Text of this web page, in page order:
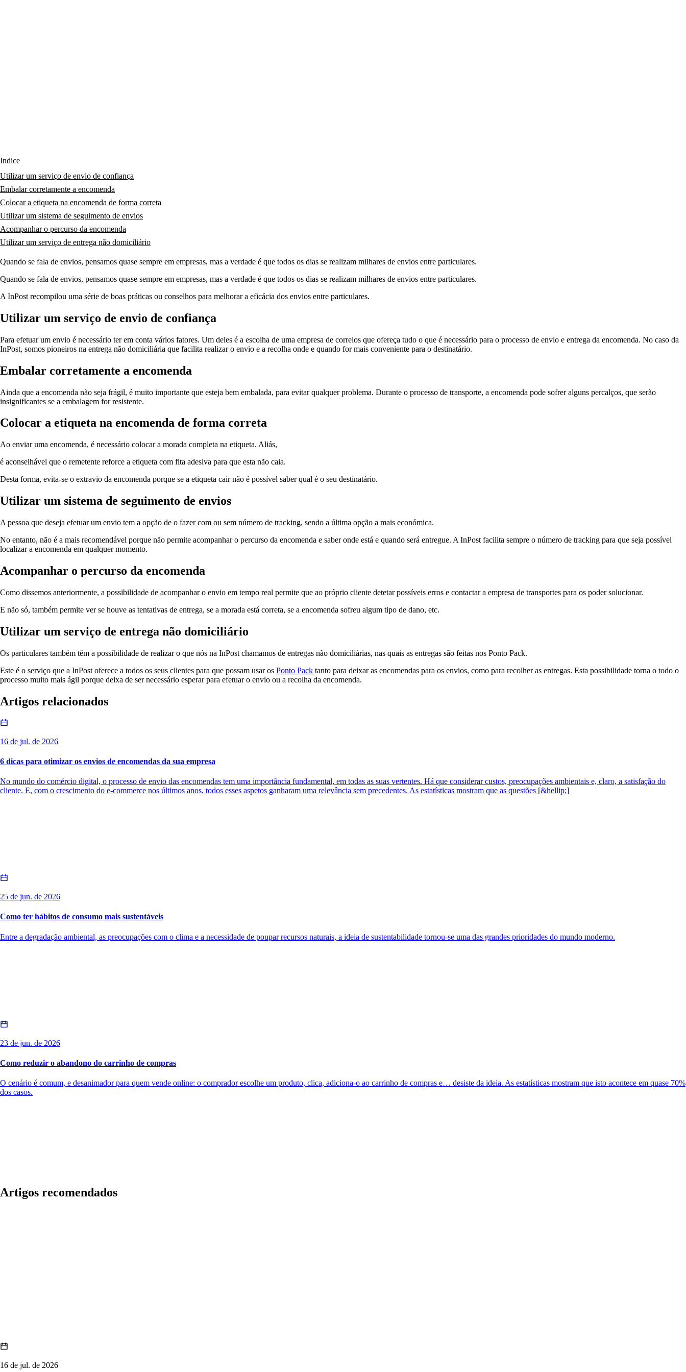
Índice
Utilizar um serviço de envio de confiança
Embalar corretamente a encomenda
Colocar a etiqueta na encomenda de forma correta
Utilizar um sistema de seguimento de envios
Acompanhar o percurso da encomenda
Utilizar um serviço de entrega não domiciliário
Quando se fala de envios, pensamos quase sempre em empresas, mas a verdade é que todos os dias se realizam milhares de envios entre particulares.
Quando se fala de envios, pensamos quase sempre em empresas, mas a verdade é que todos os dias se realizam milhares de envios entre particulares.
A InPost recompilou uma série de boas práticas ou conselhos para melhorar a eficácia dos envios entre particulares.
Utilizar um serviço de envio de confiança
Para efetuar um envio é necessário ter em conta vários fatores. Um deles é a escolha de uma empresa de correios que ofereça tudo o que é necessário para o processo de envio e entrega da encomenda. No caso da
InPost, somos pioneiros na entrega não domiciliária que facilita realizar o envio e a recolha onde e quando for mais conveniente para o destinatário.
Embalar corretamente a encomenda
Ainda que a encomenda não seja frágil, é muito importante que esteja bem embalada, para evitar qualquer problema. Durante o processo de transporte, a encomenda pode sofrer alguns percalços, que serão
insignificantes se a embalagem for resistente.
Colocar a etiqueta na encomenda de forma correta
Ao enviar uma encomenda, é necessário colocar a morada completa na etiqueta. Aliás,
é aconselhável que o remetente reforce a etiqueta com fita adesiva para que esta não caia.
Desta forma, evita-se o extravio da encomenda porque se a etiqueta cair não é possível saber qual é o seu destinatário.
Utilizar um sistema de seguimento de envios
A pessoa que deseja efetuar um envio tem a opção de o fazer com ou sem número de tracking, sendo a última opção a mais económica.
No entanto, não é a mais recomendável porque não permite acompanhar o percurso da encomenda e saber onde está e quando será entregue. A InPost facilita sempre o número de tracking para que seja possível
localizar a encomenda em qualquer momento.
Acompanhar o percurso da encomenda
Como dissemos anteriormente, a possibilidade de acompanhar o envio em tempo real permite que ao próprio cliente detetar possíveis erros e contactar a empresa de transportes para os poder solucionar.
E não só, também permite ver se houve as tentativas de entrega, se a morada está correta, se a encomenda sofreu algum tipo de dano, etc.
Utilizar um serviço de entrega não domiciliário
Os particulares também têm a possibilidade de realizar o que nós na InPost chamamos de entregas não domiciliárias, nas quais as entregas são feitas nos Ponto Pack.
Este é o serviço que a InPost oferece a todos os seus clientes para que possam usar os Ponto Pack tanto para deixar as encomendas para os envios, como para recolher as entregas. Esta possibilidade torna o todo o
processo muito mais ágil porque deixa de ser necessário esperar para efetuar o envio ou a recolha da encomenda.
Artigos relacionados
16 de jul. de 2026
6 dicas para otimizar os envios de encomendas da sua empresa
No mundo do comércio digital, o processo de envio das encomendas tem uma importância fundamental, em todas as suas vertentes. Há que considerar custos, preocupações ambientais e, claro, a satisfação do
cliente. E, com o crescimento do e-commerce nos últimos anos, todos esses aspetos ganharam uma relevância sem precedentes. As estatísticas mostram que as questões [&hellip;]
25 de jun. de 2026
Como ter hábitos de consumo mais sustentáveis
Entre a degradação ambiental, as preocupações com o clima e a necessidade de poupar recursos naturais, a ideia de sustentabilidade tornou-se uma das grandes prioridades do mundo moderno.
23 de jun. de 2026
Como reduzir o abandono do carrinho de compras
O cenário é comum, e desanimador para quem vende online: o comprador escolhe um produto, clica, adiciona-o ao carrinho de compras e… desiste da ideia. As estatísticas mostram que isto acontece em quase 70%
dos casos.
Artigos recomendados
16 de jul. de 2026